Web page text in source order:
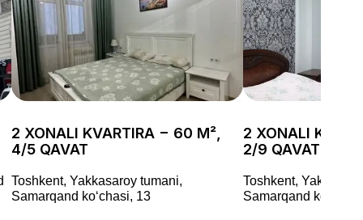
2 XONALI KVARTIRA − 60 M²,
4/5 QAVAT
Toshkent, Yakkasaroy tumani,
Samarqand koʻchasi, 13
2 XONALI
2/9 QAVAT
Toshkent,
Samarqand